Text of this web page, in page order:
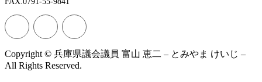
Copyright © 兵庫県議会議員 富山 恵二 – とみやま けいじ –
All Rights Reserved.